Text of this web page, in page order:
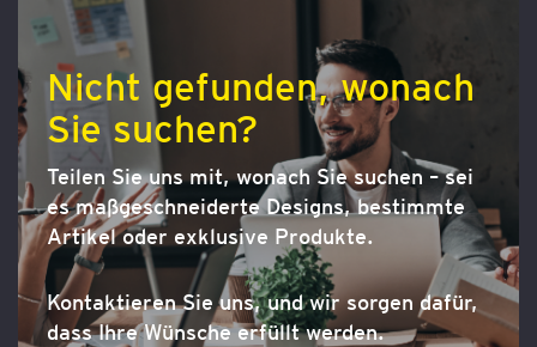
Nicht gefunden, wonach
Sie suchen?
Teilen Sie uns mit, wonach Sie suchen – sei
es maßgeschneiderte Designs, bestimmte
Artikel oder exklusive Produkte.
Kontaktieren Sie uns, und wir sorgen dafür,
dass Ihre Wünsche erfüllt werden.